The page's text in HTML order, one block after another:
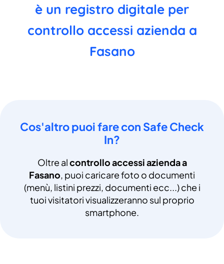
è un registro digitale per
controllo accessi azienda a
Fasano
Cos'altro puoi fare con Safe Check
In?
Oltre alcontrollo accessi azienda a
Fasano, puoi caricare foto o documenti
(menù, listini prezzi, documenti ecc...) che i
tuoi visitatori visualizzeranno sul proprio
smartphone.